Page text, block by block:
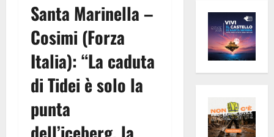
Santa Marinella –
Cosimi (Forza
Italia): “La caduta
di Tidei è solo la
punta